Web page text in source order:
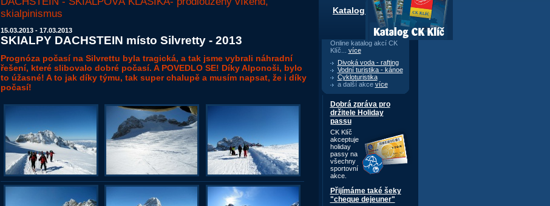
skialpinismus
15.03.2013 - 17.03.2013
SKIALPY DACHSTEIN místo Silvretty - 2013
Prognóza počasí na Silvrettu byla tragická, a tak jsme vybrali náhradní
řešení, které slibovalo dobré počasí. A POVEDLO SE! Díky Alponoši, bylo
to úžasné! A to jak díky týmu, tak super chalupě a musím napsat, že i díky
počasí!
Katalog CK Klíč
Online katalog akcí CK
Klíč... více
Divoká voda - rafting
Vodní turistika - kánoe
Cykloturistika
a další akce více
Dobrá zpráva pro
držitele Holiday
passu
CK Klíč
akceptuje
holiday
passy na
všechny
sportovní
akce.
Přijímáme také šeky
"cheque dejeuner"